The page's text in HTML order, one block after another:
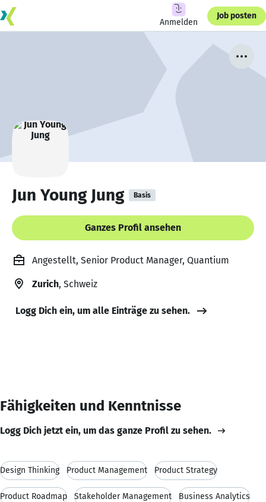
Anmelden
Job posten
Jun Young Jung Basis
Ganzes Profil ansehen
Angestellt, Senior Product Manager, Quantium
Zurich, Schweiz
Logg Dich ein, um alle Einträge zu sehen.
Fähigkeiten und Kenntnisse
Logg Dich jetzt ein, um das ganze Profil zu sehen.
Design Thinking Product Management Product Strategy
Product Roadmap Stakeholder Management Business Analytics